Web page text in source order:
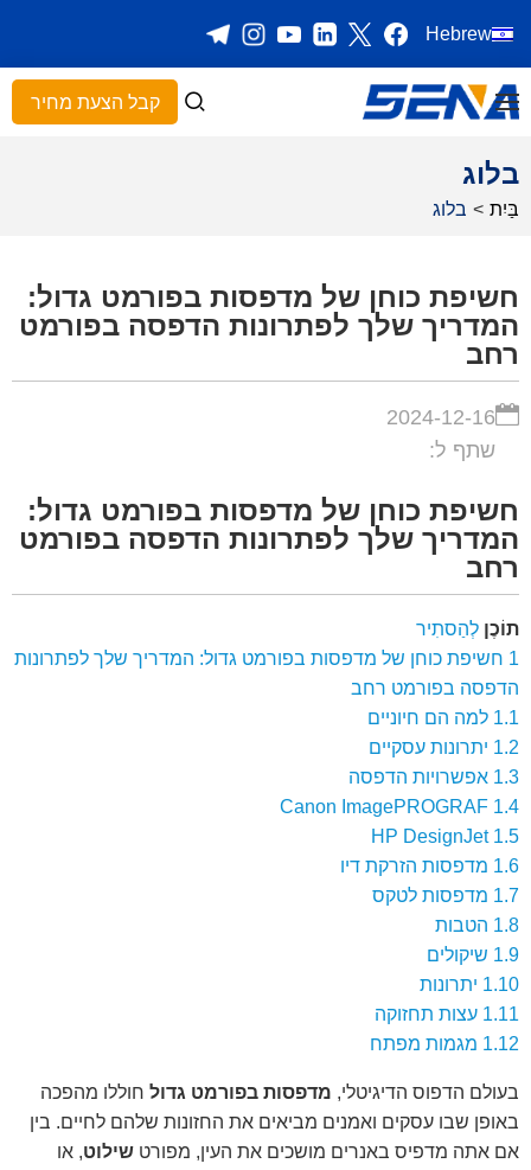
Hebrew
קבל הצעת מחיר
בלוג
בַּיִת > בלוג
חשיפת כוחן של מדפסות בפורמט גדול:
המדריך שלך לפתרונות הדפסה בפורמט
רחב
2024-12-16
שתף ל:
חשיפת כוחן של מדפסות בפורמט גדול:
המדריך שלך לפתרונות הדפסה בפורמט
רחב
תוֹכֶן לְהַסתִיר
1 חשיפת כוחן של מדפסות בפורמט גדול: המדריך שלך לפתרונות
הדפסה בפורמט רחב
1.1 למה הם חיוניים
1.2 יתרונות עסקיים
1.3 אפשרויות הדפסה
1.4
Canon ImagePROGRAF
1.5
HP DesignJet
1.6 מדפסות הזרקת דיו
1.7 מדפסות לטקס
1.8 הטבות
1.9 שיקולים
1.10 יתרונות
1.11 עצות תחזוקה
1.12 מגמות מפתח
בעולם הדפוס הדיגיטלי, מדפסות בפורמט גדול חוללו מהפכה
באופן שבו עסקים ואמנים מביאים את החזונות שלהם לחיים. בין
אם אתה מדפיס באנרים מושכים את העין, מפורט שילוט, או